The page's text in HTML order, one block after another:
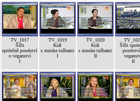
TV_1017
Šířit
společně poselství
o veganství
I
TV_1019
Král
s mnoha tužbami
I
TV_1020
Král
s mnoha tužbami
II
Šířit
II